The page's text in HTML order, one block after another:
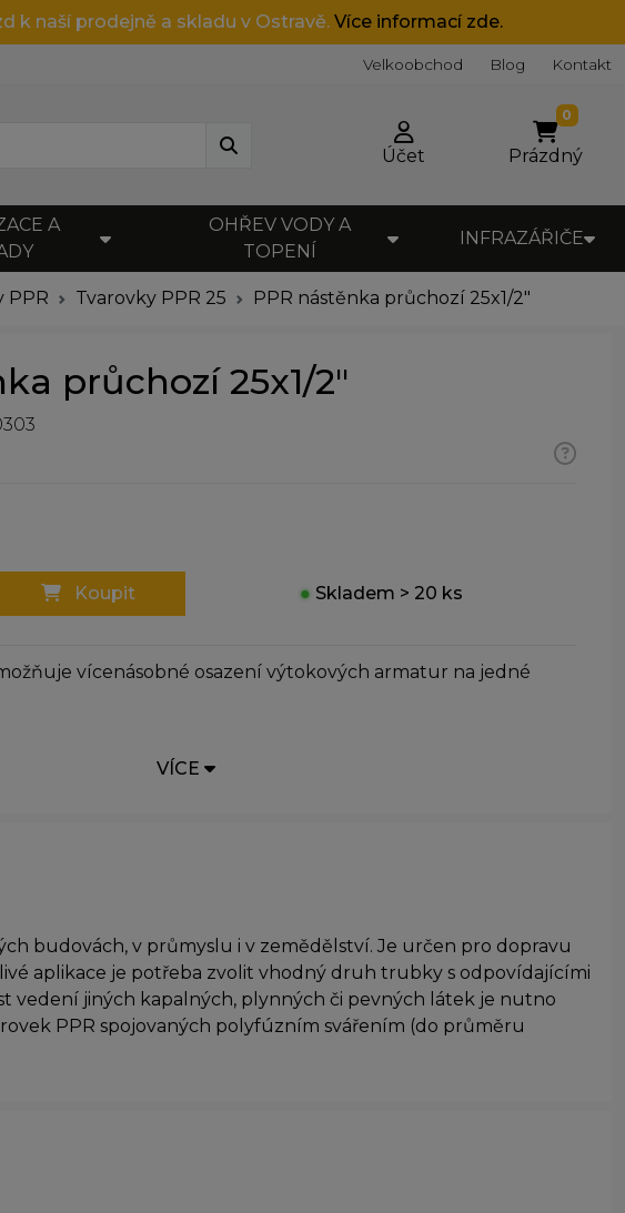
k naší prodejně a skladu v Ostravě. Více informací zde.
Velkoobchod Blog Kontakt
Účet
0
Prázdný
A
OHŘEV VODY A
TOPENÍ
INFRAZÁŘIČE
PPR Tvarovky PPR 25 PPR nástěnka průchozí 25x1/2"
průchozí 25x1/2"
Koupit ● Skladem > 20 ks
vícenásobné osazení výtokových armatur na jedné
VÍCE
budovách, v průmyslu i v zemědělství. Je určen pro dopravu
aplikace je potřeba zvolit vhodný druh trubky s odpovídajícími
vedení jiných kapalných, plynných či pevných látek je nutno
PPR spojovaných polyfúzním svářením (do průměru